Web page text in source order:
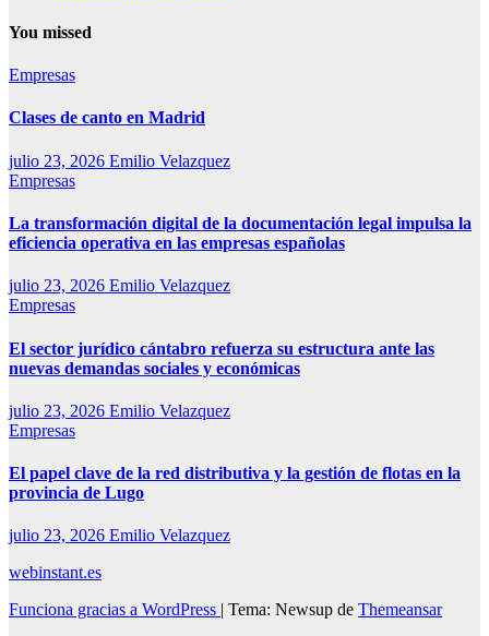
You missed
Empresas
Clases de canto en Madrid
julio 23, 2026 Emilio Velazquez
Empresas
La transformación digital de la documentación legal impulsa la
eficiencia operativa en las empresas españolas
julio 23, 2026 Emilio Velazquez
Empresas
El sector jurídico cántabro refuerza su estructura ante las
nuevas demandas sociales y económicas
julio 23, 2026 Emilio Velazquez
Empresas
El papel clave de la red distributiva y la gestión de flotas en la
provincia de Lugo
julio 23, 2026 Emilio Velazquez
webinstant.es
Funciona gracias a WordPress | Tema: Newsup de Themeansar